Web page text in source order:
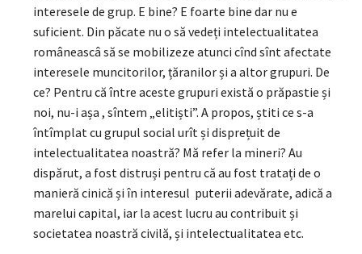
interesele de grup. E bine? E foarte bine dar nu e
suficient. Din păcate nu o să vedeți intelectualitatea
româneascâ să se mobilizeze atunci cînd sînt afectate
interesele muncitorilor, țăranilor și a altor grupuri. De
ce? Pentru că între aceste grupuri există o prăpastie și
noi, nu-i așa , sîntem „elitiști”. A propos, știti ce s-a
întîmplat cu grupul social urît și disprețuit de
intelectualitatea noastră? Mă refer la mineri? Au
dispărut, a fost distruși pentru că au fost tratați de o
manieră cinică și în interesul puterii adevărate, adică a
marelui capital, iar la acest lucru au contribuit și
societatea noastră civilă, și intelectualitatea etc.